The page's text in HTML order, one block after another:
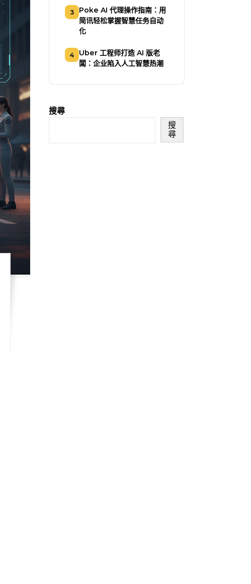
3
Poke AI 代理操作指南：用
简讯轻松掌握智慧任务自动
化
4
Uber 工程师打造 AI 版老
闆：企业陷入人工智慧热潮
搜尋
搜
尋